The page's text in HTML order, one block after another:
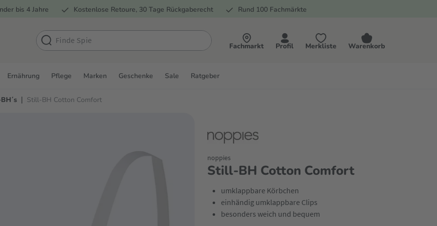
bis 4 Jahre Kostenlose Retoure, 30 Tage Rückgaberecht Rund 100 Fachmärkte
Fachmarkt Profil Merkliste Warenkorb
Ernährung Pflege Marken Geschenke Sale Ratgeber
| Still-BH Cotton Comfort
Still-BH Cotton Comfort
noppies
umklappbare Körbchen
einhändig umklappbare Clips
besonders weich und bequem